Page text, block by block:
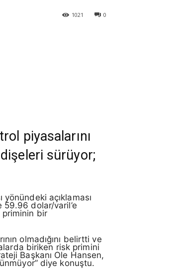
0
1021
piyasalarını
sürüyor;
yönündeki açıklaması
59.96 dolar/varil’e
bir
olmadığını belirtti ve
biriken risk primini
Başkanı Ole Hansen,
diye konuştu.